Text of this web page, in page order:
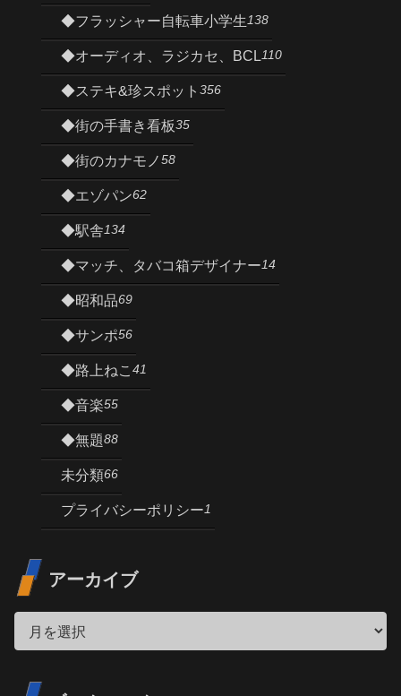
◆フラッシャー自転車小学生138
◆オーディオ、ラジカセ、BCL110
◆ステキ&珍スポット 356
◆街の手書き看板35
◆街のカナモノ58
◆エゾパン62
◆駅舎134
◆マッチ、タバコ箱デザイナー14
◆昭和品69
◆サンポ56
◆路上ねこ 41
◆音楽55
◆無題88
未分類66
プライバシーポリシー1
アーカイブ